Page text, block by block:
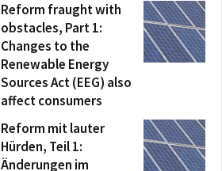
Reform fraught with
obstacles, Part 1:
Changes to the
Renewable Energy
Sources Act (EEG) also
affect consumers
Reform mit lauter
Hürden, Teil 1:
Änderungen im